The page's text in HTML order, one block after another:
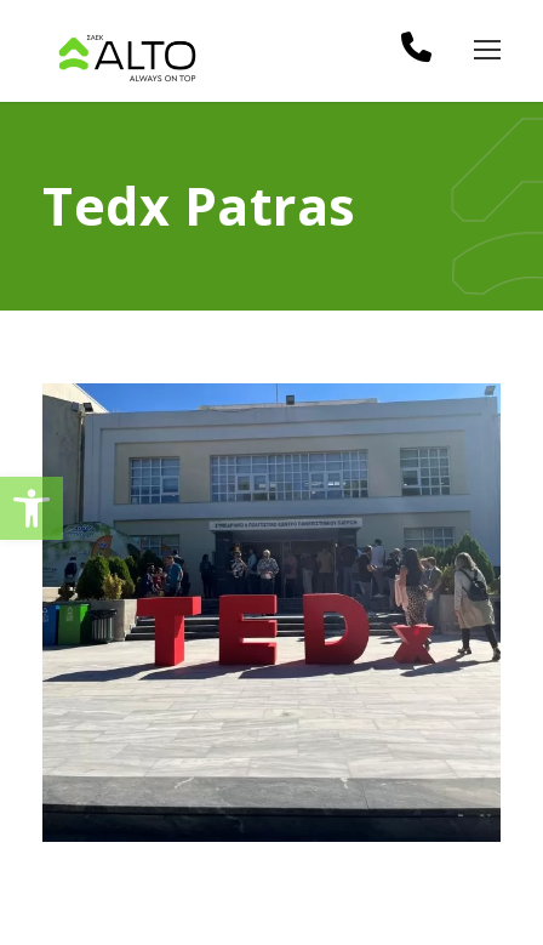
Tedx Patras
Ανοίξτε τη γραμμή